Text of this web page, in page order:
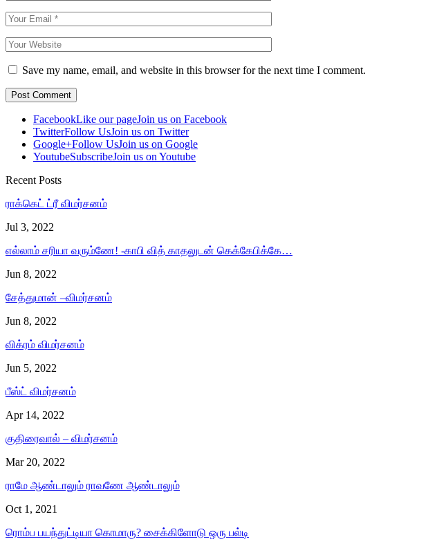
Save my name, email, and website in this browser for the next time I comment.
FacebookLike our pageJoin us on Facebook
TwitterFollow UsJoin us on Twitter
Google+Follow UsJoin us on Google
YoutubeSubscribeJoin us on Youtube
Recent Posts
ராக்கெட் ட்ரீ விமர்சனம்
Jul 3, 2022
எல்லாம் சரியா வரும்ணே! -காபி வித் காதலுடன் கெக்கேபிக்கே…
Jun 8, 2022
சேத்துமான் –விமர்சனம்
Jun 8, 2022
விக்ரம் விமர்சனம்
Jun 5, 2022
பீஸ்ட் விமர்சனம்
Apr 14, 2022
குதிரைவால் – விமர்சனம்
Mar 20, 2022
ராமே ஆண்டாலும் ராவணே ஆண்டாலும்
Oct 1, 2021
ரொம்ப பயந்துட்டியா கொமாரு? சைக்கிளோடு ஒரு பல்டி